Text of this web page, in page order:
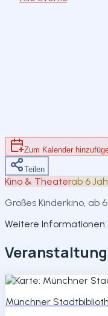
Teilen
Zum Kalender
Teilen
Kino & Theaterab 6
Großes Kinderkino, ab
Weitere Informationen:
Münchner